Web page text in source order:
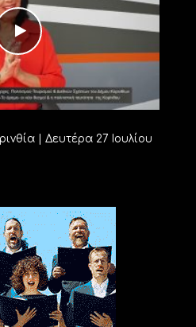
| Δευτέρα 27 Ιουλίου